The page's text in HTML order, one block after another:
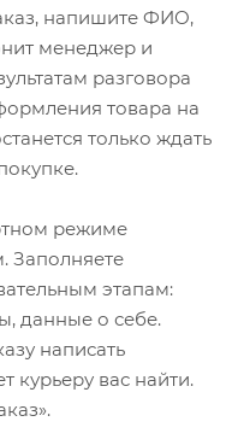
напишите ФИО,
менеджер и
разговора
товара на
только ждать
режиме
Заполняете
этапам:
данные о себе.
написать
вас найти.